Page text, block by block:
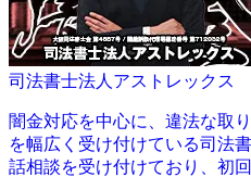
司法書士法人アストレックス
闇金対応を中心に、違法な取
を幅広く受け付けている司法
話相談を受け付けており、初